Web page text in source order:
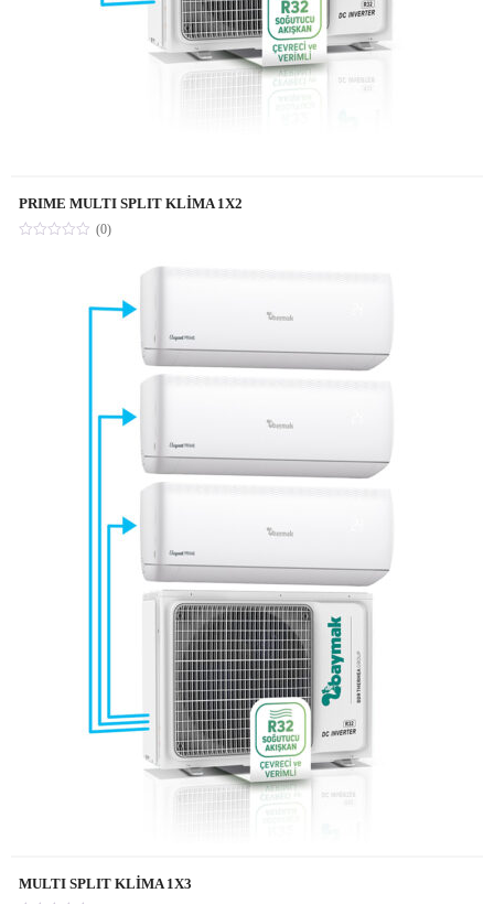
PRIME MULTI SPLIT KLİMA 1X2
(0)
MULTI SPLIT KLİMA 1X3